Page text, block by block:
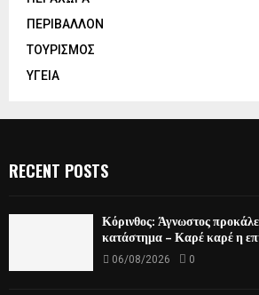
ΠΕΡΙΒΑΛΛΟΝ
ΤΟΥΡΙΣΜΟΣ
ΥΓΕΙΑ
RECENT POSTS
Κόρινθος: Άγνωστος
κατάστημα – Καρέ καρέ η
06/08/2026 0